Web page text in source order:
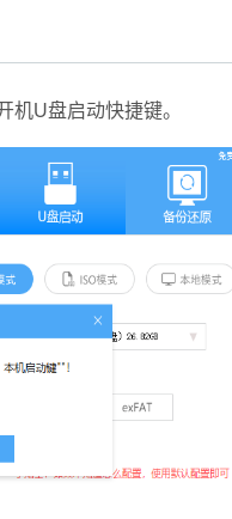
U盘启动快捷键。